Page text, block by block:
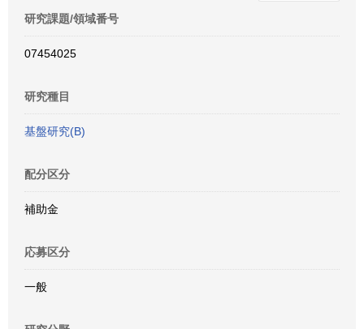
研究課題/領域番号
07454025
研究種目
基盤研究(B)
配分区分
補助金
応募区分
一般